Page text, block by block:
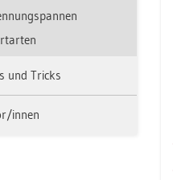
und Tricks
innen